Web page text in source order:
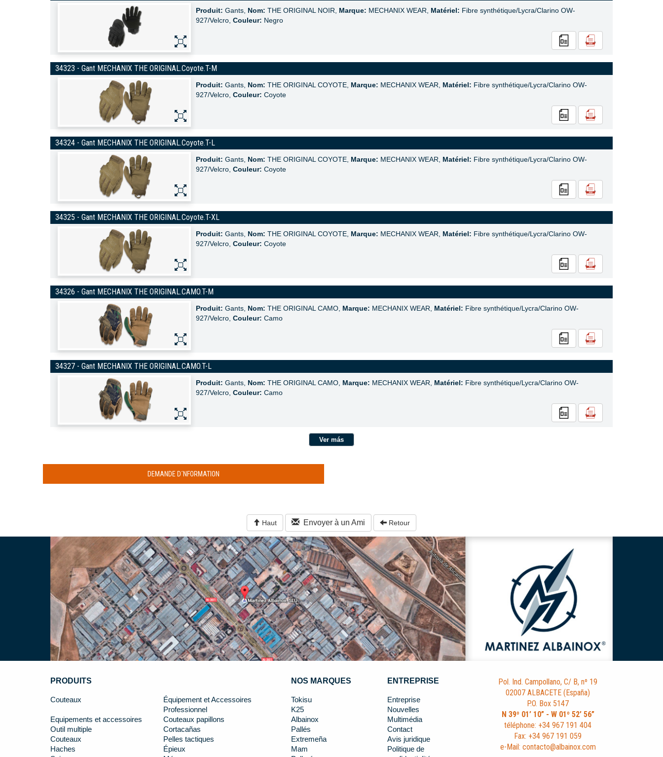
Produit: Gants, Nom: THE ORIGINAL NOIR, Marque: MECHANIX WEAR, Matériel: Fibre synthétique/Lycra/Clarino OW-
927/Velcro, Couleur: Negro
34323 - Gant MECHANIX THE ORIGINAL.Coyote.T-M
Produit: Gants, Nom: THE ORIGINAL COYOTE, Marque: MECHANIX WEAR, Matériel: Fibre synthétique/Lycra/Clarino OW-
927/Velcro, Couleur: Coyote
34324 - Gant MECHANIX THE ORIGINAL.Coyote.T-L
Produit: Gants, Nom: THE ORIGINAL COYOTE, Marque: MECHANIX WEAR, Matériel: Fibre synthétique/Lycra/Clarino OW-
927/Velcro, Couleur: Coyote
34325 - Gant MECHANIX THE ORIGINAL.Coyote.T-XL
Produit: Gants, Nom: THE ORIGINAL COYOTE, Marque: MECHANIX WEAR, Matériel: Fibre synthétique/Lycra/Clarino OW-
927/Velcro, Couleur: Coyote
34326 - Gant MECHANIX THE ORIGINAL.CAMO.T-M
Produit: Gants, Nom: THE ORIGINAL CAMO, Marque: MECHANIX WEAR, Matériel: Fibre synthétique/Lycra/Clarino OW-
927/Velcro, Couleur: Camo
34327 - Gant MECHANIX THE ORIGINAL.CAMO.T-L
Produit: Gants, Nom: THE ORIGINAL CAMO, Marque: MECHANIX WEAR, Matériel: Fibre synthétique/Lycra/Clarino OW-
927/Velcro, Couleur: Camo
Ver más
DEMANDE D´NFORMATION
Haut Envoyer à un Ami Retour
PRODUITS
Couteaux
Équipement et Accessoires
Professionnel
Equipements et accessoires
Couteaux papillons
Outil multiple
Cortacañas
Couteaux
Pelles tactiques
Haches
Épieux
NOS MARQUES
Tokisu
K25
Albainox
Pallés
Extremeña
Mam
ENTREPRISE
Entreprise
Nouvelles
Multimédia
Contact
Avis juridique
Politique de
Pol. Ind. Campollano, C/ B, nº 19
02007 ALBACETE (España)
P.O. Box 5147
N 39º 01’ 10” - W 01º 52’ 56”
téléphone: +34 967 191 404
Fax: +34 967 191 059
e-Mail: contacto@albainox.com